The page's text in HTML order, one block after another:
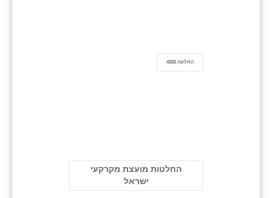
החלטה 4302
החלטות מועצת מקרקעי
ישראל